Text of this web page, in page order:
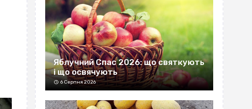
Яблучний Спас 2026: що святкують
і що освячують
6 Серпня 2026